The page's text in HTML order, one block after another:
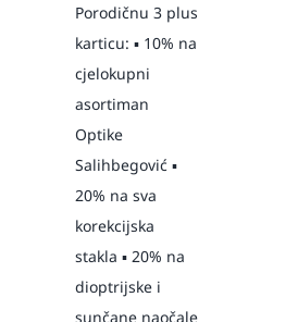
Porodičnu 3 plus
karticu: ▪️ 10% na
cjelokupni
asortiman
Optike
Salihbegović ▪️
20% na sva
korekcijska
stakla ▪️ 20% na
dioptrijske i
sunčane naočale